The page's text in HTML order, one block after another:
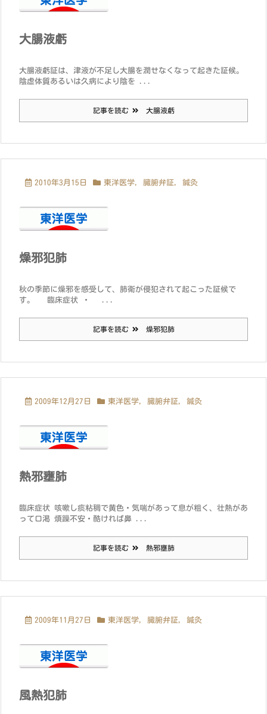
大腸液虧
大腸液虧証は、津液が不足し大腸を潤せなくなって起きた証候。
陰虚体質あるいは久病により陰を ...
記事を読む 大腸液虧
2010年3月15日 東洋医学, 臓腑弁証, 鍼灸
燥邪犯肺
秋の季節に燥邪を感受して、肺衛が侵犯されて起こった証候で
す。 臨床症状 ・ ...
記事を読む 燥邪犯肺
2009年12月27日 東洋医学, 臓腑弁証, 鍼灸
熱邪壅肺
臨床症状 咳嗽し痰粘稠で黄色・気喘があって息が粗く、壮熱があ
って口渇 煩躁不安・酷ければ鼻 ...
記事を読む 熱邪壅肺
2009年11月27日 東洋医学, 臓腑弁証, 鍼灸
風熱犯肺